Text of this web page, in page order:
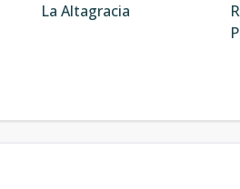
La Altagracia